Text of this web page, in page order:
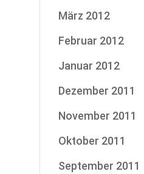
März 2012
Februar 2012
Januar 2012
Dezember 2011
November 2011
Oktober 2011
September 2011